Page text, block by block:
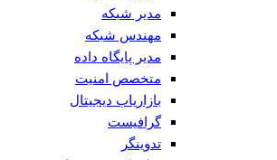
مدیر شبکه
مهندس شبکه
مدیر پایگاه داده
متخصص امنیت
بازاریاب دیجیتال
گرافیست
تدوینگر